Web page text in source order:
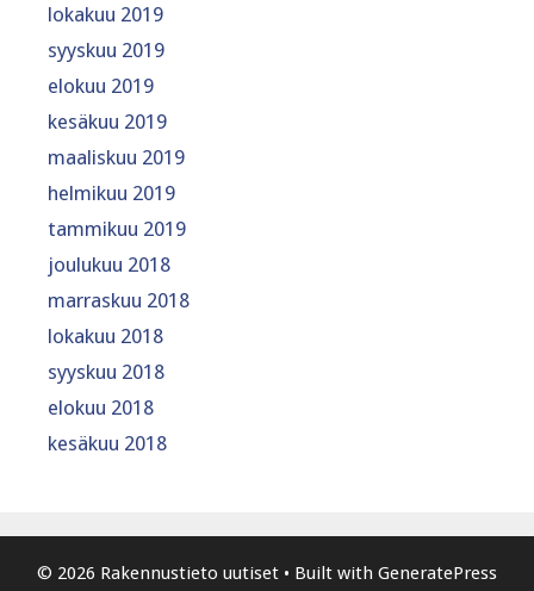
lokakuu 2019
syyskuu 2019
elokuu 2019
kesäkuu 2019
maaliskuu 2019
helmikuu 2019
tammikuu 2019
joulukuu 2018
marraskuu 2018
lokakuu 2018
syyskuu 2018
elokuu 2018
kesäkuu 2018
© 2026 Rakennustieto uutiset • Built with GeneratePress